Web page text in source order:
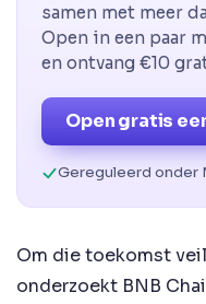
samen met meer
Open in een paar
en ontvang €10
Open gratis
Gereguleerd onder
Om die toekomst
onderzoekt BNB